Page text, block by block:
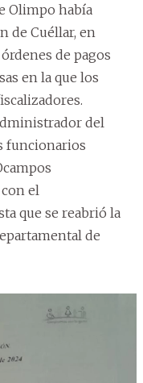
Olimpo había
de Cuéllar, en
de pagos
en la que los
del
funcionarios
el
que se reabrió la
de